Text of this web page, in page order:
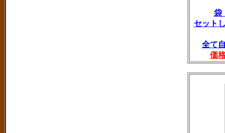
袋
セット
全て
価